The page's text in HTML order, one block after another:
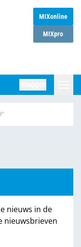
MIXonline
MIXpro
nieuws in de
nieuwsbrieven